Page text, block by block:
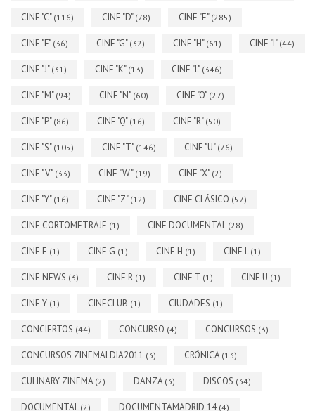
CINE "C" (116) CINE "D" (78) CINE "E" (285)
CINE "F" (36) CINE "G" (32) CINE "H" (61) CINE "I" (44)
CINE "J" (31) CINE "K" (13) CINE "L" (346)
CINE "M" (94) CINE "N" (60) CINE "O" (27)
CINE "P" (86) CINE "Q" (16) CINE "R" (50)
CINE "S" (105) CINE "T" (146) CINE "U" (76)
CINE "V" (33) CINE "W" (19) CINE "X" (2)
CINE "Y" (16) CINE "Z" (12) CINE CLÁSICO (57)
CINE CORTOMETRAJE (1) CINE DOCUMENTAL(28)
CINE E (1) CINE G (1) CINE H (1) CINE L(1)
CINE NEWS (3) CINE R (1) CINE T (1) CINE U (1)
CINE Y (1) CINECLUB (1) CIUDADES (1)
CONCIERTOS (44) CONCURSO (4) CONCURSOS (3)
CONCURSOS ZINEMALDIA2011 (3) CRÓNICA (13)
CULINARY ZINEMA (2) DANZA (3) DISCOS (34)
DOCUMENTAL(2) DOCUMENTAMADRID 14 (4)